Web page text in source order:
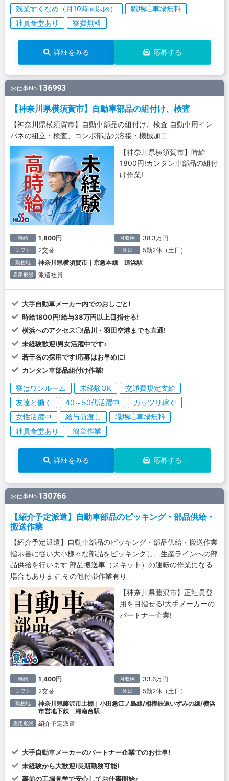
残業すくなめ（月10時間以内）
職場駐車場無料
社員食堂あり
寮費無料
詳細をみる 応募する
お仕事No.136993
【神奈川県横須賀市】自動車部品の組付け、検査
【神奈川県横須賀市】自動車部品の組付け、検査 自動車用イン
パネの組立・検査、コンポ部品の溶接・機械加工
【神奈川県横須賀市】時給
1800円!カンタン車部品の組付
け作業!
時給 1,800円 月収例 38.3万円
シフト 2交替 休日 5勤2休（土日）
勤務地 神奈川県横須賀市｜京急本線 追浜駅
雇用形態 派遣社員
大手自動車メーカー内でのおしごと!
時給1800円!給与38万円以上目指せる!
横浜へのアクセス〇!品川・羽田空港までも直通!
未経験歓迎!男女活躍中です♪
若干名の採用です!応募はお早めに!
カンタン車部品組付け作業!
寮はワンルーム 未経験OK
交通費規定支給
友達と働く
40～50代活躍中
ガッツリ稼ぐ
女性活躍中
給与前渡し
職場駐車場無料
社員食堂あり
簡単作業
詳細をみる 応募する
お仕事No.130766
【紹介予定派遣】自動車部品のピッキング・部品供給・
搬送作業
【紹介予定派遣】自動車部品のピッキング・部品供給・搬送作業
指示書に従い大小様々な部品をピッキングし、生産ラインへの部
品供給を行います 部品搬送車（スキット）の運転の作業になる
場合もあります その他付帯作業有り
【神奈川県藤沢市】正社員登
用を目指せる!大手メーカーの
パートナー企業!
時給 1,400円 月収例 33.6万円
シフト 2交替 休日 5勤2休（土日）
勤務地
神奈川県藤沢市土棚｜小田急江ノ島線/相模鉄道いずみの線/横浜
市営地下鉄 湘南台駅
雇用形態 紹介予定派遣
大手自動車メーカーのパートナー企業でのお仕事!
未経験から大歓迎!長期勤務可能!
事前の工場見学で安心してお仕事開始♪